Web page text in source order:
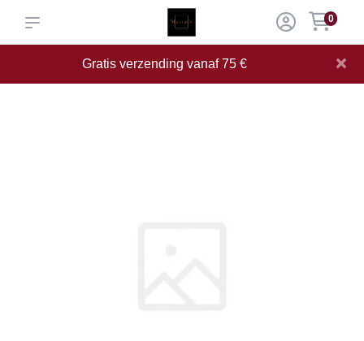
0
Gratis verzending vanaf 75 € ×